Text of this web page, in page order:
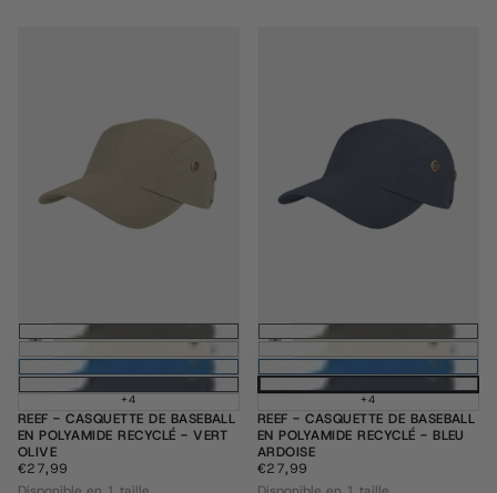
Ajouter au panier
+4
REEF - CASQUETTE DE BASEBALL
EN POLYAMIDE RECYCLÉ - VERT
OLIVE
€27,99
PRIX
RÉGULIER
€27,99
Ajouter au
+4
REEF - CASQUETTE DE BASEBALL
EN POLYAMIDE RECYCLÉ - BLEU
ARDOISE
€27,99
PRIX
RÉGULIER
€27,99